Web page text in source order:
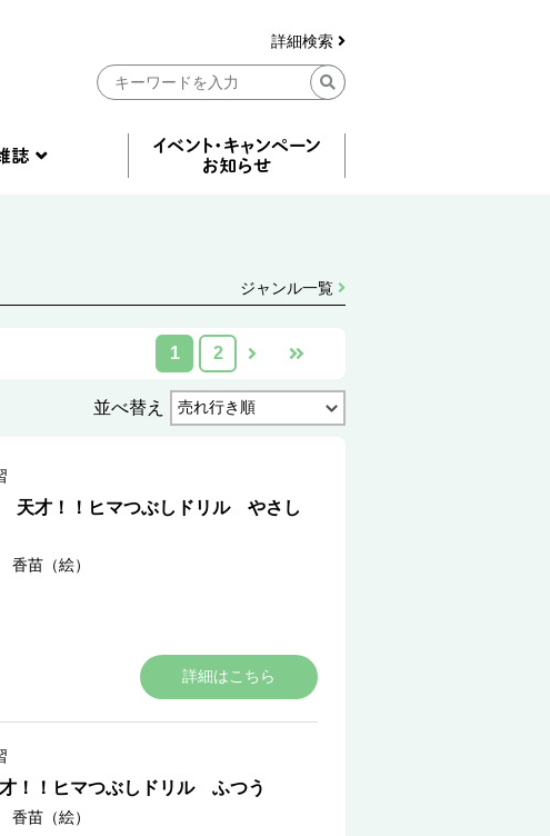
詳細検索
ジャンル一覧
1 2
並べ替え
天才！！ヒマつぶしドリル やさし
苗（絵）
詳細はこちら
！！ヒマつぶしドリル ふつう
苗（絵）